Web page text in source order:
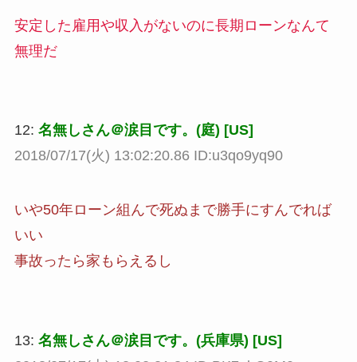
安定した雇用や収入がないのに長期ローンなんて
無理だ
12: 名無しさん＠涙目です。(庭) [US]
2018/07/17(火) 13:02:20.86 ID:u3qo9yq90
いや50年ローン組んで死ぬまで勝手にすんでれば
いい
事故ったら家もらえるし
13: 名無しさん＠涙目です。(兵庫県) [US]